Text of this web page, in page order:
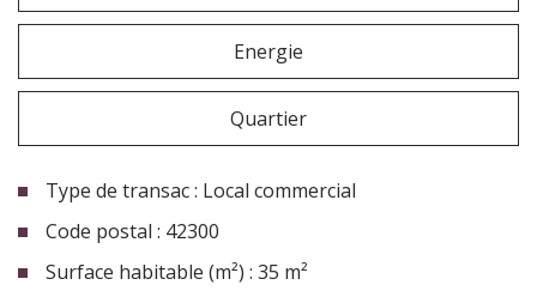
Energie
Quartier
Type de transac : Local commercial
Code postal : 42300
Surface habitable (m²) : 35 m²